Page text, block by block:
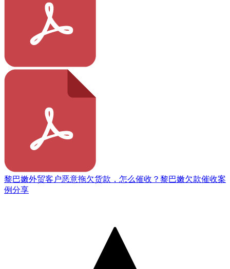
黎巴嫩外贸客户恶意拖欠货款，怎么催收？黎巴嫩欠款催收案
例分享